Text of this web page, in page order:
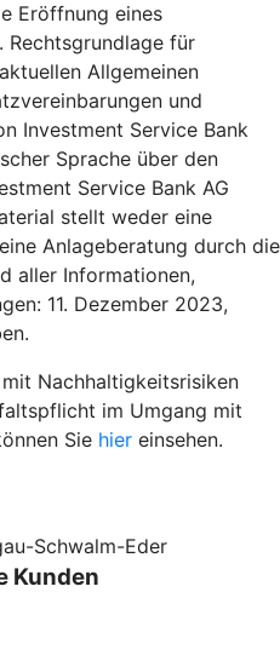
Eröffnung eines
für
Allgemeinen
und
Investment Service Bank
Sprache über den
Service Bank AG
stellt weder eine
Anlageberatung durch die
aller Informationen,
11. Dezember 2023,
Nachhaltigkeitsrisiken
im Umgang mit
Sie hier einsehen.
Schwalm-Eder
Kunden